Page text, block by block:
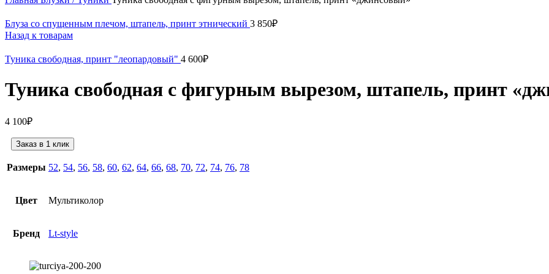
Блуза со спущенным плечом, штапель, принт этнический 3 850₽
Назад к товарам
Туника свободная, принт "леопардовый" 4 600₽
Туника свободная с фигурным вырезом, штапель, принт
4 100₽
Заказ в 1 клик
Размеры 52, 54, 56, 58, 60, 62, 64, 66, 68, 70, 72, 74, 76, 78
Цвет Мультиколор
Бренд Lt-style